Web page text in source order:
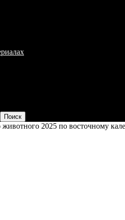
животного 2025 по восточному